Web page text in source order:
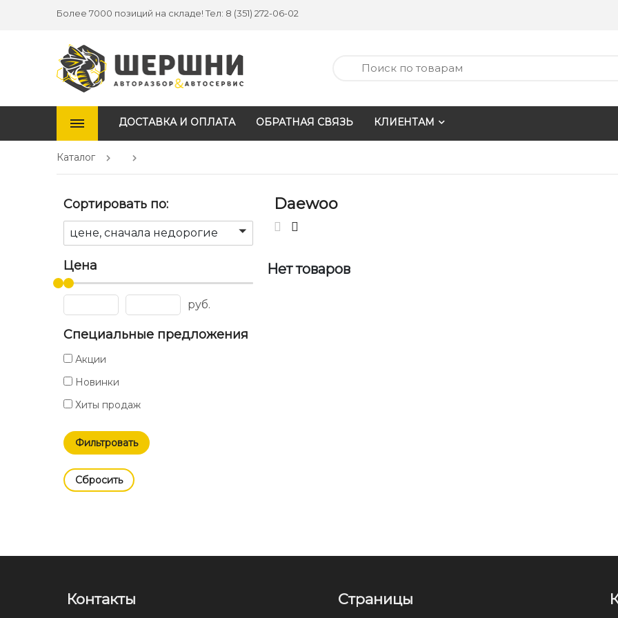
Более 7000 позиций на складе! Тел: 8 (351) 272-06-02
ДОСТАВКА И ОПЛАТА ОБРАТНАЯ СВЯЗЬ КЛИЕНТАМ
Каталог
Сортировать по:
цене, сначала недорогие
Цена
руб.
Специальные предложения
Акции
Новинки
Хиты продаж
Cбросить
Daewoo
Нет товаров
Контакты Страницы